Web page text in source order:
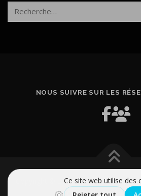
Rechercher :
NOUS SUIVRE SUR LES
Copyright © 2026 Association des
OnePresstheme by